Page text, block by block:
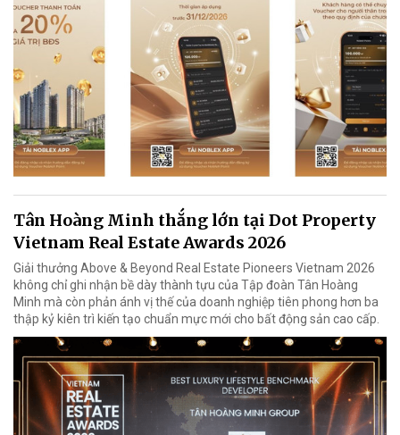
Tân Hoàng Minh thắng lớn tại Dot Property
Vietnam Real Estate Awards 2026
Giải thưởng Above & Beyond Real Estate Pioneers Vietnam 2026
không chỉ ghi nhận bề dày thành tựu của Tập đoàn Tân Hoàng
Minh mà còn phản ánh vị thế của doanh nghiệp tiên phong hơn ba
thập kỷ kiên trì kiến tạo chuẩn mực mới cho bất động sản cao cấp.